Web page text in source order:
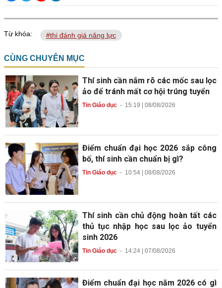
Từ khóa: #thi đánh giá năng lực
CÙNG CHUYÊN MỤC
Thí sinh cần nắm rõ các mốc sau lọc
ảo để tránh mất cơ hội trúng tuyển
Tin Giáo dục- 15:19 | 08/08/2026
Điểm chuẩn đại học 2026 sắp công
bố, thí sinh cần chuẩn bị gì?
Tin Giáo dục- 10:54 | 08/08/2026
Thí sinh cần chủ động hoàn tất các
thủ tục nhập học sau lọc ảo tuyển
sinh 2026
Tin Giáo dục- 14:24 | 07/08/2026
Điểm chuẩn đại học năm 2026 có gì